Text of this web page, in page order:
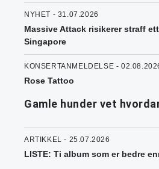
NYHET - 31.07.2026
Massive Attack risikerer straff
Singapore
KONSERTANMELDELSE -
Rose Tattoo
Gamle hunder vet
ARTIKKEL - 25.07.2026
LISTE: Ti album som er bedre